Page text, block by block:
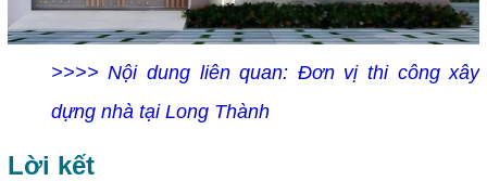
>>>> Nội dung liên quan: Đơn vị thi công xây
dựng nhà tại Long Thành
Lời kết